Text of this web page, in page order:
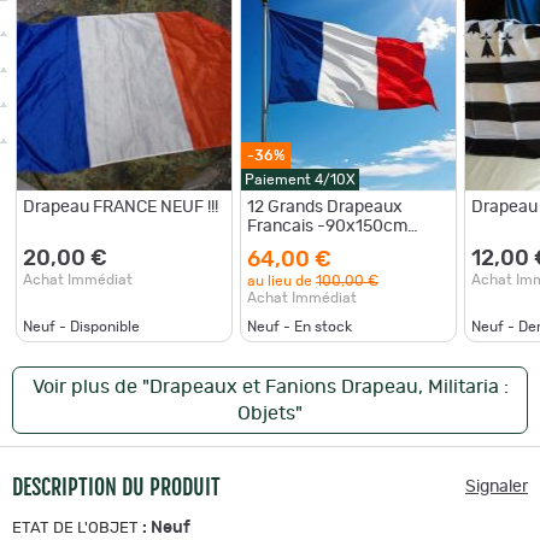
Drapeau FRANCE NEUF !!!
20,00 €
Achat Immédiat
Neuf - Disponible
-36%
Paiement 4/10X
12 Grands Drapeaux
Francais -90x150cm
64,00 €
au lieu de 100,00 €
Achat Immédiat
Neuf - En stock
12,00
Achat
Neuf -
Voir plus de "Drapeaux et Fanions Drapeau, Militaria :
Objets"
DESCRIPTION DU PRODUIT Signaler
ETAT DE L'OBJET : Neuf